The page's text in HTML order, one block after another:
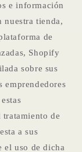
e información
nuestra tienda,
de
Shopify
sobre sus
emprendedores
tratamiento de
a sus
el uso de dicha